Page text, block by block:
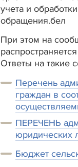
учета и
обращения.бел
При этом на
Ответы на такие
Перечень
граждан в
ПЕРЕЧЕНЬ
юридических
Бюджет